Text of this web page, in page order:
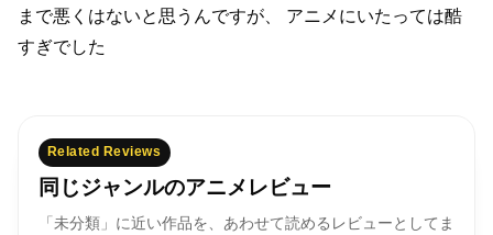
まで悪くはないと思うんですが、
アニメにいたっては酷
すぎでした
Related Reviews
同じジャンルのアニメレビュー
「未分類」に近い作品を、あわせて読めるレビューとしてま